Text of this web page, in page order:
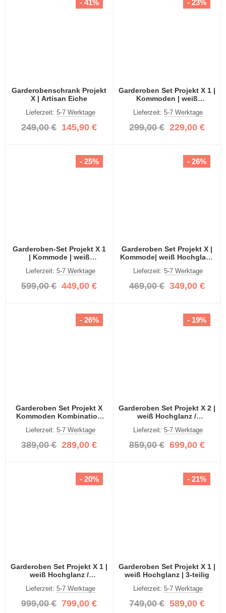
Garderobenschrank Projekt
X | Artisan Eiche
Lieferzeit: 5-7 Werktage
249,00 € 145,90 €
- 41%
Garderoben Set Projekt X 1 |
Kommoden | weiß
Lieferzeit:5-7 Werktage
299,00 € 229,00 €
- 23%
Garderoben-Set Projekt X 1
| Kommode | weiß
Lieferzeit: 5-7 Werktage
599,00 € 449,00 €
- 25%
Garderoben Set Projekt X |
Kommode| weiß Hochglanz
Lieferzeit:5-7 Werktage
469,00 € 349,00 €
- 26%
Garderoben Set Projekt X
Kommoden Kombination
Lieferzeit: 5-7 Werktage
389,00 € 289,00 €
- 26%
Garderoben Set Projekt X 2 |
weiß Hochglanz /
Lieferzeit:5-7 Werktage
859,00 € 699,00 €
- 19%
Garderoben Set Projekt X 1 |
weiß Hochglanz /
Lieferzeit: 5-7 Werktage
999,00 € 799,00 €
- 20%
Garderoben Set Projekt X 1 |
weiß Hochglanz | 3-teilig
Lieferzeit:5-7 Werktage
749,00 € 589,00 €
- 21%